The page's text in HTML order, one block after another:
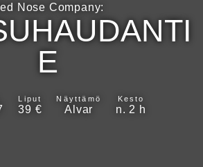
Nose Company:
E
Liput
39 €
Näyttämö
Alvar
Kesto
n. 2 h